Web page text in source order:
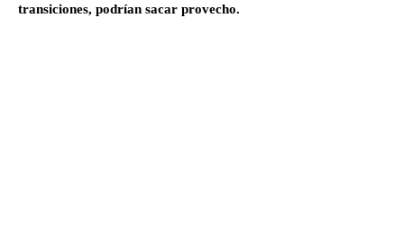
transiciones, podrían sacar provecho.